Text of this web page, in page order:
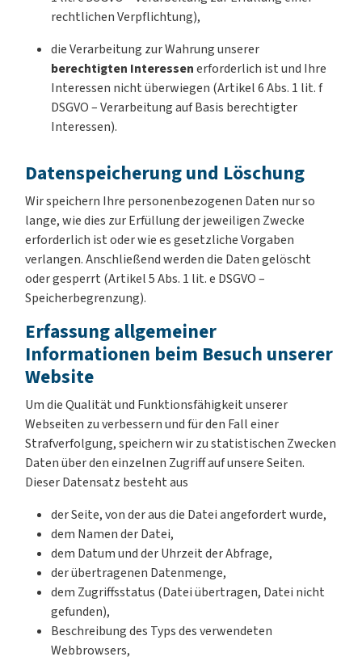
rechtlichen Verpflichtung),
die Verarbeitung zur Wahrung unserer
berechtigten Interessenerforderlich ist und Ihre
Interessen nicht überwiegen (Artikel 6 Abs. 1 lit. f
DSGVO – Verarbeitung auf Basis berechtigter
Interessen).
Datenspeicherung und Löschung
Wir speichern Ihre personenbezogenen Daten nur so
lange, wie dies zur Erfüllung der jeweiligen Zwecke
erforderlich ist oder wie es gesetzliche Vorgaben
verlangen. Anschließend werden die Daten gelöscht
oder gesperrt (Artikel 5 Abs. 1 lit. e DSGVO –
Speicherbegrenzung).
Erfassung allgemeiner
Informationen beim Besuch unserer
Website
Um die Qualität und Funktionsfähigkeit unserer
Webseiten zu verbessern und für den Fall einer
Strafverfolgung, speichern wir zu statistischen Zwecken
Daten über den einzelnen Zugriff auf unsere Seiten.
Dieser Datensatz besteht aus
der Seite, von der aus die Datei angefordert wurde,
dem Namen der Datei,
dem Datum und der Uhrzeit der Abfrage,
der übertragenen Datenmenge,
dem Zugriffsstatus (Datei übertragen, Datei nicht
gefunden),
Beschreibung des Typs des verwendeten
Webbrowsers,